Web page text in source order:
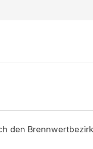
den